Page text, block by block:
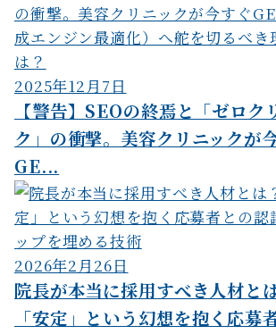
2025年12月7日
【警告】SEOの終焉と「ゼロク
ク」の衝撃。美容クリニックが
GE...
2026年2月26日
院長が本当に採用すべき人材と
「安定」という幻想を抱く応募